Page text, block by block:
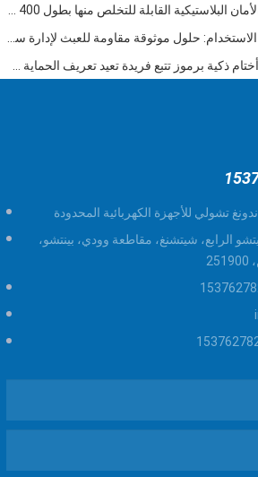
ترقية أمن القياس العالمي: أختام ذكية برموز تتبع فريدة تعيد تعريف الحماية ضد العبث
تشولي للأجهزة الكهربائية المحدودة
الرابع، شيتشنغ، مقاطعة وودي، بينتشو،